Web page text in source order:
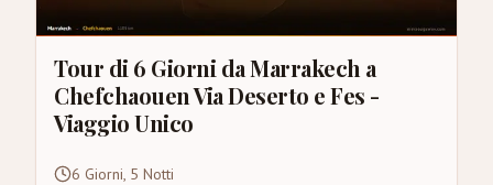
Tour di 6 Giorni da Marrakech a
Chefchaouen Via Deserto e Fes -
Viaggio Unico
6 Giorni, 5 Notti